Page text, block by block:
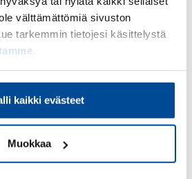
välttämättömiä sivuston
tarkemmin tietojesi käsittelystä
.
kaikki evästeet
Muokkaa
on antaa valmiuksia
kirjauksiin ja lisätä
perusteet